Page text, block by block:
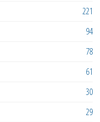
221
94
78
61
30
29